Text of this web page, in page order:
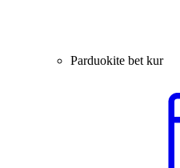
Parduokite bet kur